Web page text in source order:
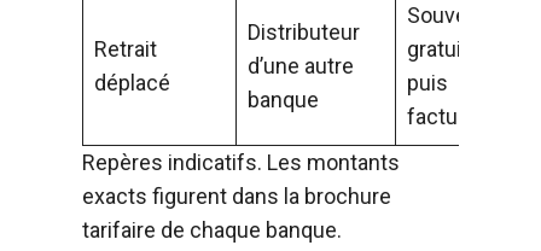
Retrait
déplacé
Distributeur
d’une autre
banque
Souvent
gratuit
puis
facturé
Repères indicatifs. Les montants
exacts figurent dans la brochure
tarifaire de chaque banque.